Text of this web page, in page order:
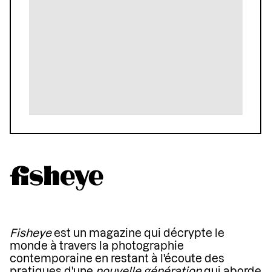
Fisheyeest un magazine qui décrypte le
monde à travers la photographie
contemporaine en restant à l'écoute des